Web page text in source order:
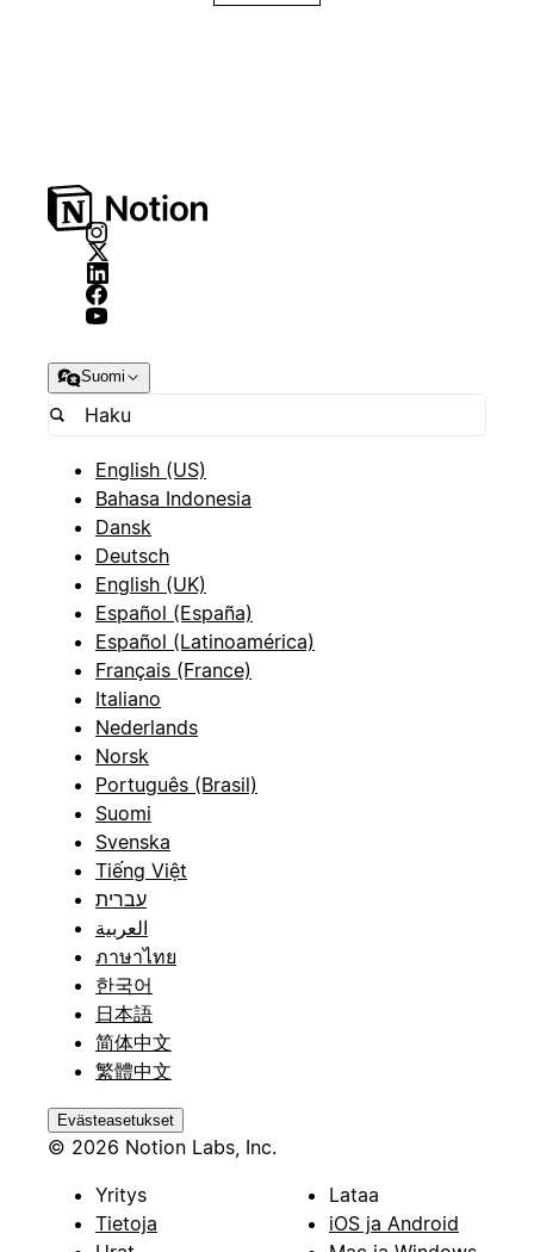
Suomi
English (US)
Bahasa Indonesia
Dansk
Deutsch
English (UK)
Español (España)
Español (Latinoamérica)
Français (France)
Italiano
Nederlands
Norsk
Português (Brasil)
Suomi
Svenska
Tiếng Việt
עברית
العربية
ภาษาไทย
한국어
日本語
简体中文
繁體中文
Evästeasetukset
© 2026 Notion Labs, Inc.
Yritys
Tietoja
Lataa
iOS ja Android